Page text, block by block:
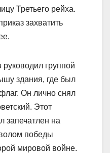
Третьего рейха.
захватить
группой
здания, где был
Он лично снял
Этот
запечатлен на
победы
мировой войне.